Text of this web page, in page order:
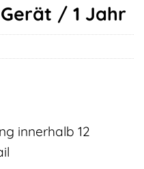
/ 1 Jahr
innerhalb 12